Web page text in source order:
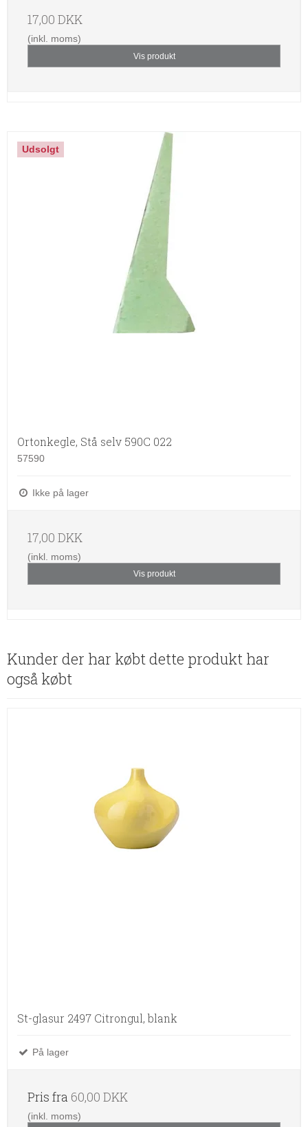
17,00 DKK
(inkl. moms)
Vis produkt
Udsolgt
Ortonkegle, Stå selv 590C 022
57590
Ikke på lager
17,00 DKK
(inkl. moms)
Vis produkt
Kunder der har købt dette produkt har
også købt
St-glasur 2497 Citrongul, blank
På lager
Pris fra 60,00 DKK
(inkl. moms)